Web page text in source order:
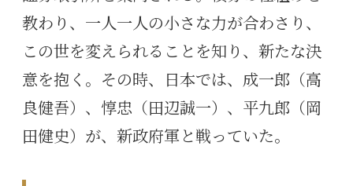
教わり、一人一人の小さな力が合わさり、
この世を変えられることを知り、新たな決
意を抱く。その時、日本では、成一郎（高
良健吾）、惇忠（田辺誠一）、平九郎（岡
田健史）が、新政府軍と戦っていた。